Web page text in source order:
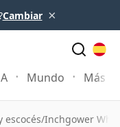
Cambiar ×
Mundo Más
escocés/Inchgower